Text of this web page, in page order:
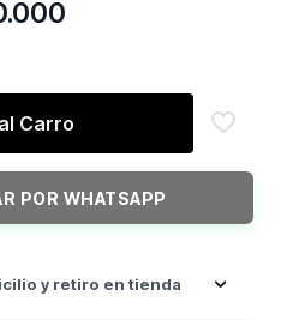
es:
$1.890.000.
Carro
POR WHATSAPP
y retiro en tienda